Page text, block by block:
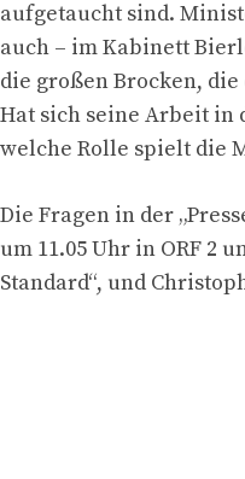
aufgetaucht sind.
auch – im Kabinett
die großen Brocken,
Hat sich seine Arbeit in
welche Rolle spielt die
Die Fragen in der
um 11.05 Uhr in ORF 2
Standard“, und